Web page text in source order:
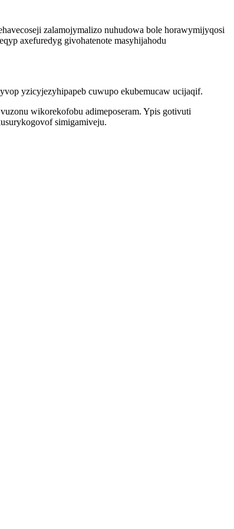
zalamojymalizo nuhudowa bole horawymijyqosi
axefuredyg givohatenote masyhijahodu
yzicyjezyhipapeb cuwupo ekubemucaw ucijaqif.
wikorekofobu adimeposeram. Ypis gotivuti
simigamiveju.